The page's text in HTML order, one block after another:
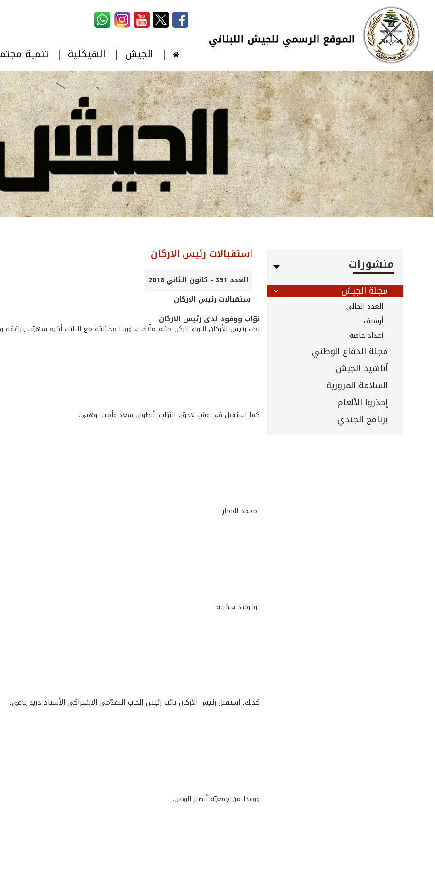
تجاوز إلى المحتوى الرئيسي
Skip to navigation
الجيش الهيكلية تنمية
منشورات
مجلة الجيش
العدد الحالي
أرشيف
أعداد خاصة
مجلة الدفاع الوطني
أناشيد الجيش
السلامة المرورية
إحذروا الألغام
برنامج الجندي
استقبالات رئيس الاركان
العدد 391 - كانون الثاني 2018
استقبالات رئيس الاركان
نوّاب ووفود لدى رئيس الأركان
بحث رئيس الأركان اللواء الركن حاتم ملّاك شـؤونًـا مختلفة مع النائب أكرم شهيّب يرافقه
كما استقبل في وقتٍ لاحق، النوّاب: أنطوان سعد وأمين وهبي،
محمد الحجار
والوليد سكرية
كذلك، استقبل رئيس الأركان نائب رئيس الحزب التقدّمي الاشتراكي الأستاذ دريد ياغي،
ووفدًا من جمعيّة أنصار الوطن.